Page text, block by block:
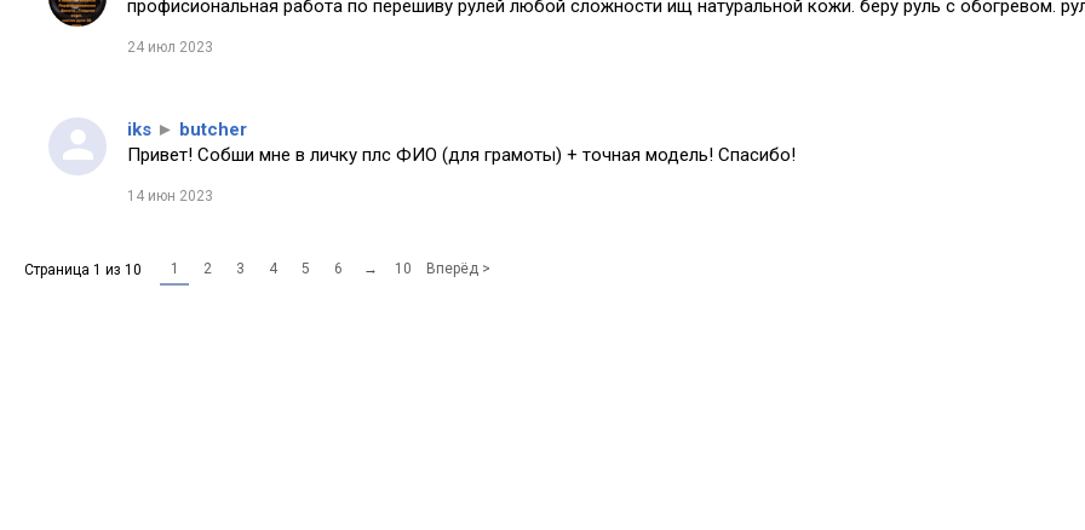
профисиональная работа по перешиву рулей любой сложности ищ натуральной кожи. беру руль с обогревом.
24 июл 2023
iks ► butcher
Привет! Собши мне в личку плс ФИО (для грамоты) + точная модель! Спасибо!
14 июн 2023
Страница 1 из 10 1 2 3 4 5 6 → 10 Вперёд >